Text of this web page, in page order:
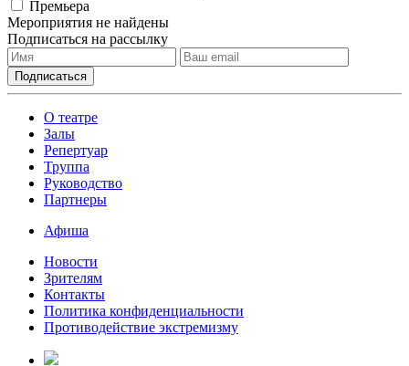
Премьера
Мероприятия не найдены
Подписаться на рассылку
О театре
Залы
Репертуар
Труппа
Руководство
Партнеры
Афиша
Новости
Зрителям
Контакты
Политика конфиденциальности
Противодействие экстремизму